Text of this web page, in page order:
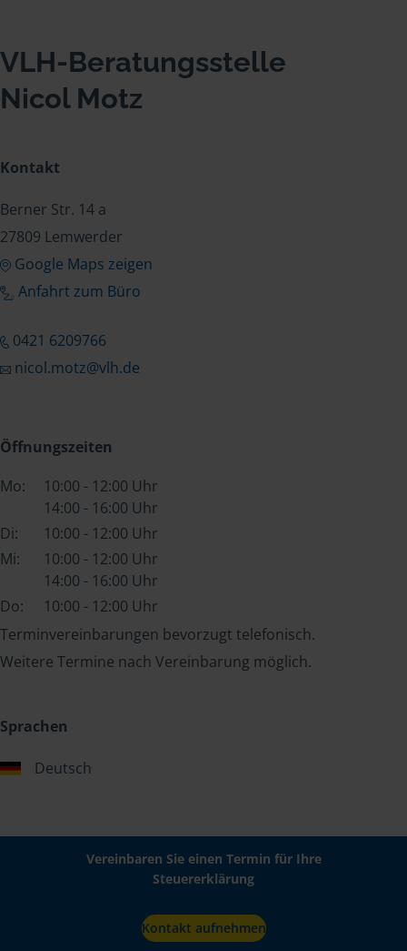
VLH-Beratungsstelle
Nicol Motz
Kontakt
Berner Str. 14 a
27809 Lemwerder
Google Maps zeigen
Anfahrt zum Büro
0421 6209766
nicol.motz@vlh.de
Öffnungszeiten
Mo:
10:00 - 12:00 Uhr
14:00 - 16:00 Uhr
Di:
10:00 - 12:00 Uhr
Mi:
10:00 - 12:00 Uhr
14:00 - 16:00 Uhr
Do:
10:00 - 12:00 Uhr
Terminvereinbarungen bevorzugt telefonisch.
Weitere Termine nach Vereinbarung möglich.
Sprachen
Deutsch
Vereinbaren Sie einen Termin für Ihre
Steuererklärung
Kontakt aufnehmen